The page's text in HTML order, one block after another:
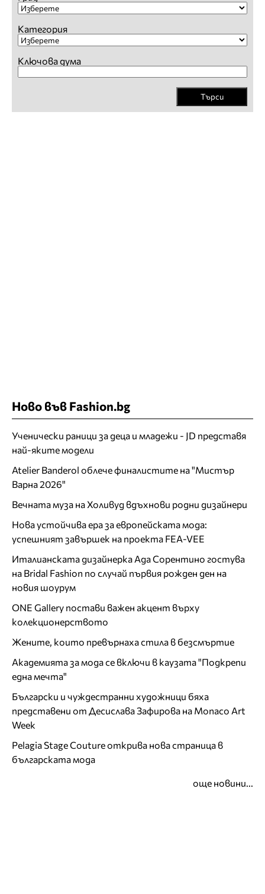
Категория
Ключова дума
Търси
Ново във Fashion.bg
Ученически раници за деца и младежи - JD представя
най-яките модели
Atelier Banderol облече финалистите на "Мистър
Варна 2026"
Вечната муза на Холивуд вдъхнови родни дизайнери
Нова устойчива ера за европейската мода:
успешният завършек на проекта FEA-VEE
Италианската дизайнерка Ада Сорентино гостува
на Bridal Fashion по случай първия рожден ден на
новия шоурум
ONE Gallery постави важен акцент върху
колекционерството
Жените, които превърнаха стила в безсмъртие
Академията за мода се включи в каузата "Подкрепи
една мечта"
Български и чуждестранни художници бяха
представени от Десислава Зафирова на Monaco Art
Week
Pelagia Stage Couture открива нова страница в
българската мода
още новини...